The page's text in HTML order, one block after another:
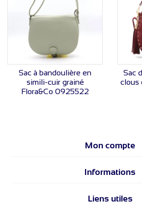
VOIR LE PRIX
Sac à bandoulière en
simili-cuir grainé
Flora&Co 0925522
Sac
clous
Mon compte
Informations
Liens utiles